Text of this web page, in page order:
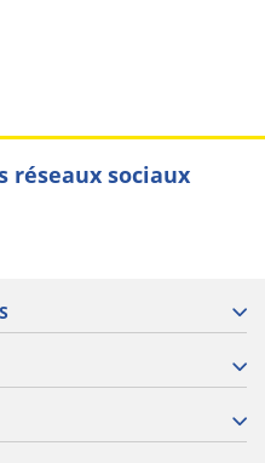
réseaux sociaux